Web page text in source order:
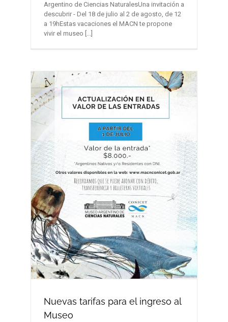
Argentino de Ciencias NaturalesUna invitación a
descubrir - Del 18 de julio al 2 de agosto, de 12
a 19hEstas vacaciones el MACN te propone
vivir el museo [...]
Nuevas tarifas para el ingreso al
Museo